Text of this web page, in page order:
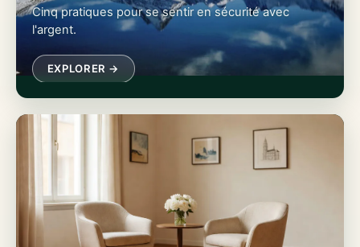
Cinq pratiques pour se sentir en sécurité avec
l'argent.
EXPLORER →